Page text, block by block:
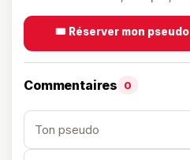
🎟️ Réserver mon pseudo
Commentaires 0